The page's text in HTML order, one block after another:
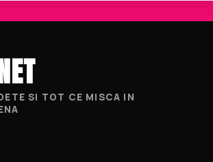
SI TOT CE MISCA IN